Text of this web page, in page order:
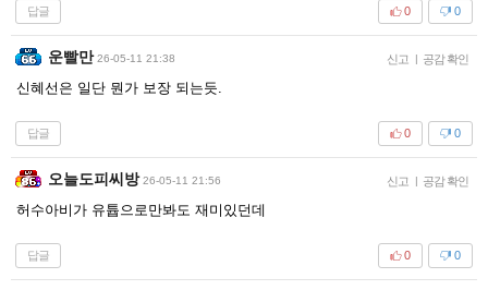
답글 0
0
운빨만 26-05-11 21:38 신고 | 공감 확인
신혜선은 일단 뭔가 보장 되는듯.
답글 0
0
오늘도피씨방 26-05-11 21:56 신고 | 공감 확인
허수아비가 유튭으로만봐도 재미있던데
답글 0
0